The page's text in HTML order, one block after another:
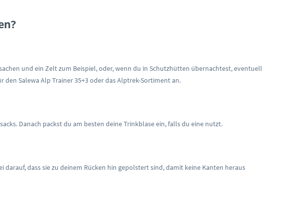
und ein Zelt zum Beispiel, oder, wenn du in Schutzhütten übernachtest, eventuell
Salewa Alp Trainer 35+3 oder das Alptrek-Sortiment an.
Danach packst du am besten deine Trinkblase ein, falls du eine nutzt.
darauf, dass sie zu deinem Rücken hin gepolstert sind, damit keine Kanten heraus